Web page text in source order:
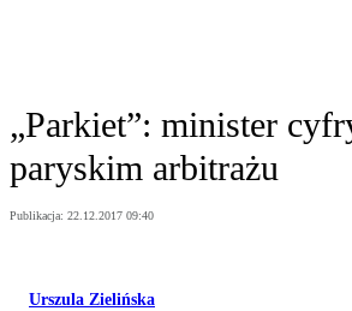
„Parkiet”: minister
paryskim arbitrażu
Publikacja: 22.12.2017 09:40
Urszula Zielińska